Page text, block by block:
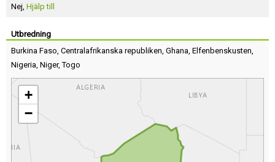
Nej, Hjälp till
Utbredning
Burkina Faso, Centralafrikanska republiken, Ghana, Elfenbenskusten,
Nigeria, Niger,Togo
+
−